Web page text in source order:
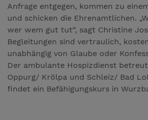
Anfrage entgegen, kommen zu
und schicken die Ehrenamtlichen.
wer wem gut tut“, sagt Christine
Begleitungen sind vertraulich,
unabhängig von Glaube oder
Der ambulante Hospizdienst
Oppurg/ Krölpa und Schleiz/ Bad
findet ein Befähigungskurs in